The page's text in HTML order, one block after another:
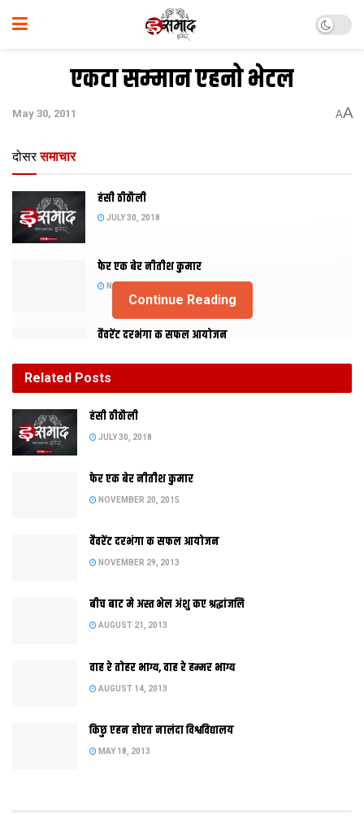
एकटा सम्‍मान एहनो भेटल
May 30, 2011 AA
दोसर समाचार
हंसी ठीठौली
JULY 30, 2018
फेर एक बेर नीतीश कुमार
NOVEMBER 20, 2015
वैवरेंट दरभंगा क सफल आयोजन
पहुंचलाह। ओ शालिनी कए आशिषक संग लैबटाप भेंट केलथि। बिहार लेल इ
नव परिपाटी अछि। छात्र समुदाय मुख्‍यमंत्रीक एहि पहलक स्‍वागत करैत
भेटल पहिल जे मुख्‍यमंत्री अपने हुनकर घर एलथि आ दोसर हुनका लैबटाप
Continue Reading
Related Posts
हंसी ठीठौली
JULY 30, 2018
फेर एक बेर नीतीश कुमार
NOVEMBER 20, 2015
वैवरेंट दरभंगा क सफल आयोजन
NOVEMBER 29, 2013
बीच बाट मे अस्त भेल अंशु कए श्रद्धांजलि
AUGUST 21, 2013
वाह रे तोहर भाग्य, वाह रे हम्मर भाग्य
AUGUST 14, 2013
किछु एहन होएत नालंदा विश्वविद्यालय
MAY 18, 2013